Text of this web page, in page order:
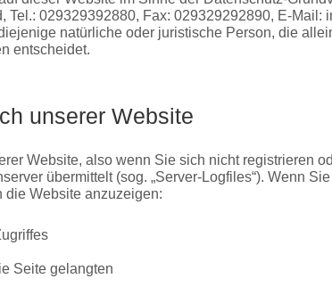
029329392880, Fax: 029329292890, E-Mail:
natürliche oder juristische Person, die
entscheidet.
unserer Website
Website, also wenn Sie sich nicht registrieren
übermittelt (sog. „Server-Logfiles“). Wenn
die Website anzuzeigen:
Seite gelangten